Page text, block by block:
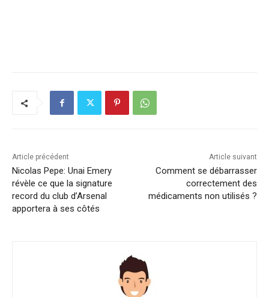
Article précédent
Nicolas Pepe: Unai Emery
révèle ce que la signature
record du club d’Arsenal
apportera à ses côtés
Article suivant
Comment se débarrasser
correctement des
médicaments non utilisés ?